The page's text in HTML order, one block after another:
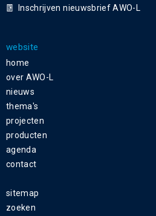
Inschrijven nieuwsbrief AWO-L
website
home
over AWO-L
nieuws
thema's
projecten
producten
agenda
contact
sitemap
zoeken